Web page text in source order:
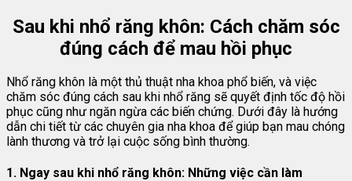
Sau khi nhổ răng khôn: Cách chăm sóc
đúng cách để mau hồi phục
Nhổ răng khôn là một thủ thuật nha khoa phổ biến, và việc
chăm sóc đúng cách sau khi nhổ răng sẽ quyết định tốc độ hồi
phục cũng như ngăn ngừa các biến chứng. Dưới đây là hướng
dẫn chi tiết từ các chuyên gia nha khoa để giúp bạn mau chóng
lành thương và trở lại cuộc sống bình thường.
1. Ngay sau khi nhổ răng khôn: Những việc cần làm